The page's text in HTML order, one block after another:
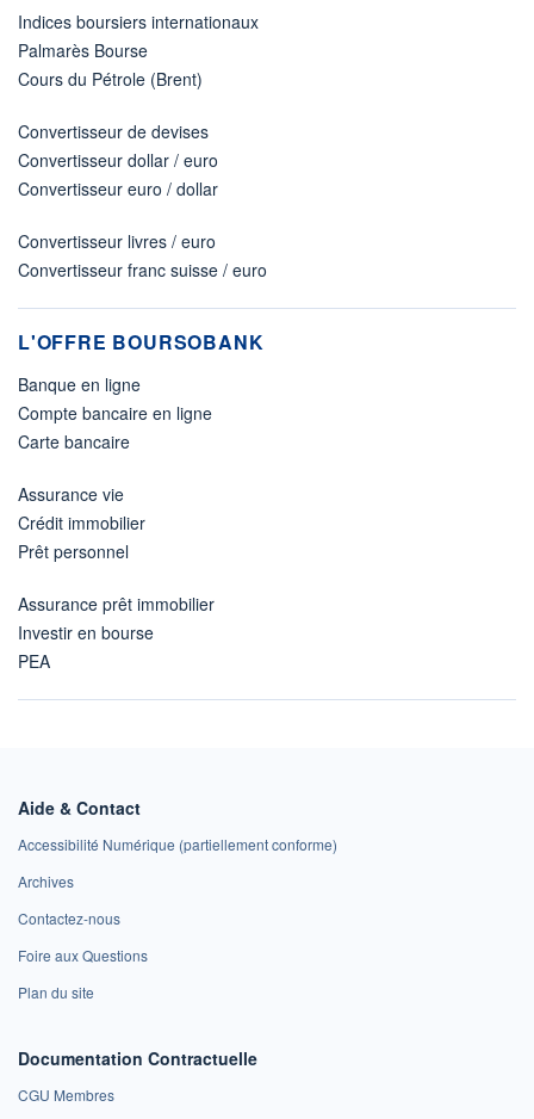
Indices boursiers internationaux
Palmarès Bourse
Cours du Pétrole (Brent)
Convertisseur de devises
Convertisseur dollar / euro
Convertisseur euro / dollar
Convertisseur livres / euro
Convertisseur franc suisse / euro
L'OFFRE BOURSOBANK
Banque en ligne
Compte bancaire en ligne
Carte bancaire
Assurance vie
Crédit immobilier
Prêt personnel
Assurance prêt immobilier
Investir en bourse
PEA
Aide & Contact
Accessibilité Numérique (partiellement conforme)
Archives
Contactez-nous
Foire aux Questions
Plan du site
Documentation Contractuelle
CGU Membres